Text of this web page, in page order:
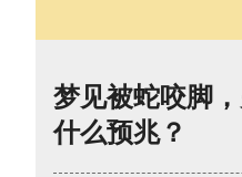
梦见被蛇咬脚
什么预兆？